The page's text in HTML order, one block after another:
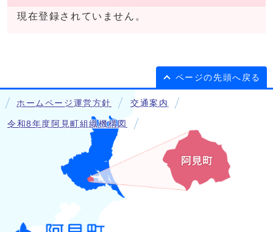
現在登録されていません。
ページの先頭へ戻る
ホームページ運営方針 交通案内
令和8年度阿見町組織機構図